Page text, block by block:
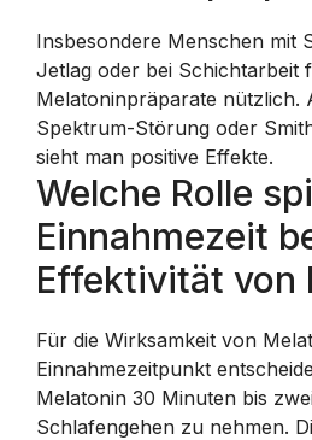
Insbesondere Menschen mit
Jetlag oder bei Schichtarbeit
Melatoninpräparate nützlich.
Spektrum-Störung oder
sieht man positive Effekte.
Welche Rolle
Einnahmezeit
Effektivität von
Für die Wirksamkeit von
Einnahmezeitpunkt
Melatonin 30 Minuten bis
Schlafengehen zu nehmen.